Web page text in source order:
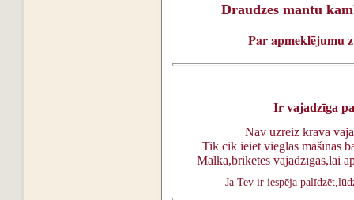
Draudzes mantu
Par apmeklējumu
Ir vajadzīga
Nav uzreiz krava
Tik cik ieiet vieglās mašīnas
Malka,briketes vajadzīgas,lai
Ja Tev ir iespēja